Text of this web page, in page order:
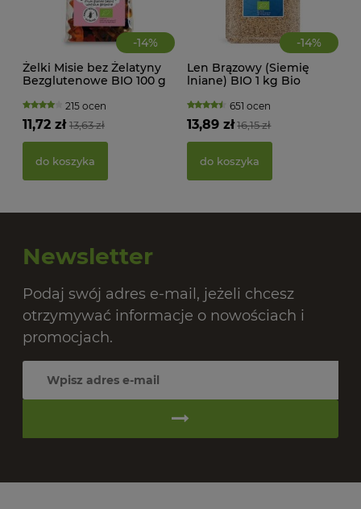
-14%
Żelki Misie bez Żelatyny
Bezglutenowe BIO 100 g
215 ocen
13,63 zł
11,72 zł
do koszyka
-14%
Len Brązowy (Siemię
lniane) BIO 1 kg Bio
651 ocen
16,15 zł
13,89 zł
do koszyka
Newsletter
Podaj swój adres e-mail, jeżeli chcesz
otrzymywać informacje o nowościach i
promocjach.